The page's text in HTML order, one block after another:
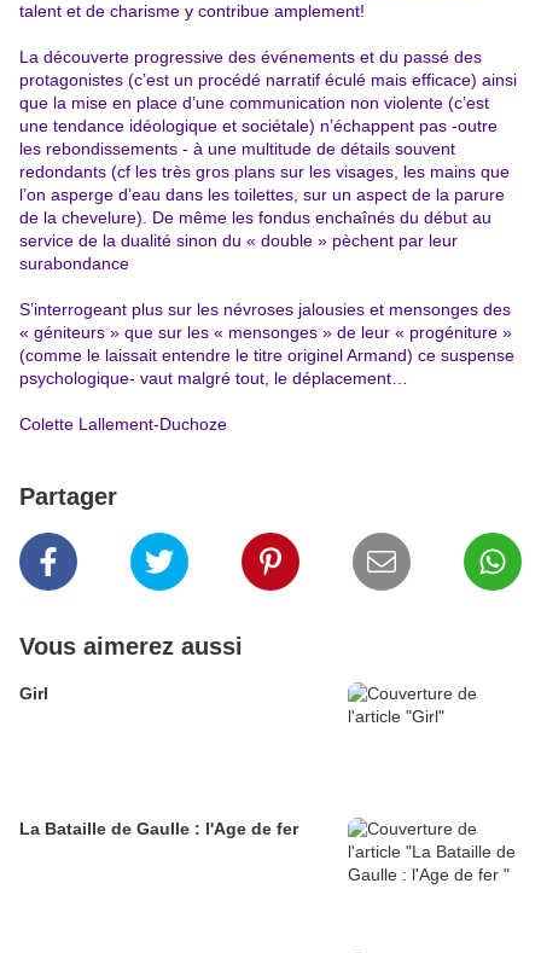
talent et de charisme y contribue amplement!
La découverte progressive des événements et du passé des
protagonistes (c’est un procédé narratif éculé mais efficace) ainsi
que la mise en place d’une communication non violente (c’est
une tendance idéologique et sociétale) n’échappent pas -outre
les rebondissements - à une multitude de détails souvent
redondants (cf les très gros plans sur les visages, les mains que
l’on asperge d’eau dans les toilettes, sur un aspect de la parure
de la chevelure). De même les fondus enchaînés du début au
service de la dualité sinon du « double » pèchent par leur
surabondance
S’interrogeant plus sur les névroses jalousies et mensonges des
« géniteurs » que sur les « mensonges » de leur « progéniture »
(comme le laissait entendre le titre originel Armand) ce suspense
psychologique- vaut malgré tout, le déplacement…
Colette Lallement-Duchoze
Partager
Vous aimerez aussi
Girl
La Bataille de Gaulle : l'Age de fer